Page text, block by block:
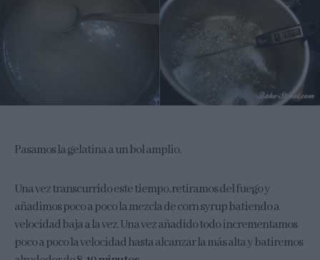
Pasamos la gelatina a un bol amplio.
Una vez transcurrido este tiempo, retiramos del fuego y
añadimos poco a poco la mezcla de corn syrup batiendo a
velocidad baja a la vez. Una vez añadido todo incrementamos
poco a poco la velocidad hasta alcanzar la más alta y batiremos